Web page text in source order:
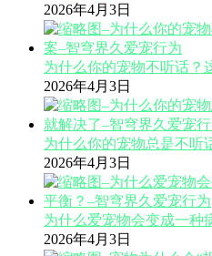
2026年4月3日
为什么你的宠物不听话？
2026年4月3日
为什么你的宠物总是不听
2026年4月3日
为什么爱宠物会变成一种
2026年4月3日